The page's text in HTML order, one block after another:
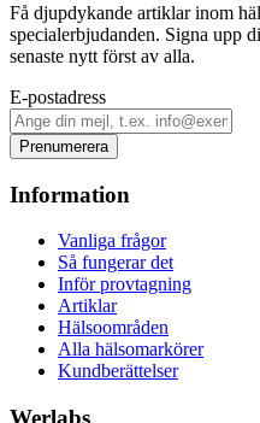
Få djupdykande artiklar inom
specialerbjudanden. Signa upp
senaste nytt först av alla.
E-postadress
Prenumerera
Information
Vanliga frågor
Så fungerar det
Inför provtagning
Artiklar
Hälsoområden
Alla hälsomarkörer
Kundberättelser
Werlabs